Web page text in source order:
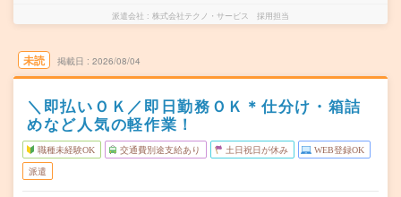
派遣会社 株式会社テクノ・サービス 採用担当
未読 掲載日 2026/08/04
＼即払いＯＫ／即日勤務ＯＫ＊仕分け・箱詰
めなど人気の軽作業！
職種未経験OK 交通費別途支給あり 土日祝日が休み WEB登録OK
派遣